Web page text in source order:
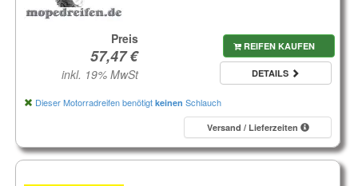
Preis
inkl. 19% MwSt
REIFEN KAUFEN
DETAILS
Dieser Motorradreifen benötigt keinen Schlauch
Versand / Lieferzeiten